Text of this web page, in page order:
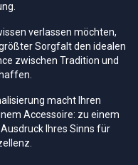
verlassen möchten,
Sorgfalt den idealen
zwischen Tradition und
macht Ihren
Accessoire: zu einem
Ihres Sinns für